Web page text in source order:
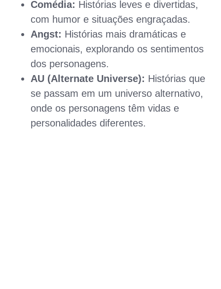
Comédia: Histórias leves e divertidas,
com humor e situações engraçadas.
Angst: Histórias mais dramáticas e
emocionais, explorando os sentimentos
dos personagens.
AU (Alternate Universe): Histórias que
se passam em um universo alternativo,
onde os personagens têm vidas e
personalidades diferentes.